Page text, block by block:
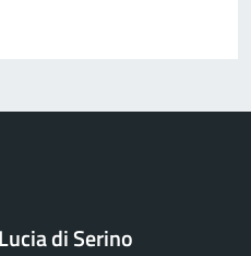
di Serino